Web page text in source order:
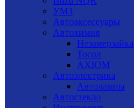
УМЗ
Автоаксессуары
Автохимия
Незамерзайка
Тосол
AXIOM
Автоэлектрика
Автолампы
Автостекло